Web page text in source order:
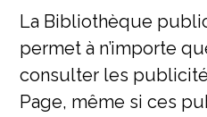
La Bibliothèque
permet à n’importe
consulter les
Page, même si ces